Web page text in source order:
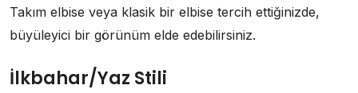
Takım elbise veya klasik bir elbise tercih ettiğinizde,
büyüleyici bir görünüm elde edebilirsiniz.
İlkbahar/Yaz Stili